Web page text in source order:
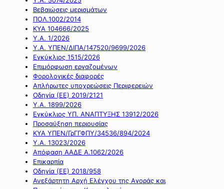
Βεβαιώσεις μερισμάτων
ΠΟΛ.1002/2014
ΚΥΑ 104666/2025
Υ.Α. 1/2026
Υ.Α. ΥΠΕΝ/ΔΙΠΑ/147520/9699/2026
Εγκύκλιος 1515/2026
Επιμόρφωση εργαζομένων
Φορολογικές διαφορές
Απλήρωτες υποχρεώσεις Περιφερειών
Οδηγία (ΕΕ) 2019/2121
Υ.Α. 1899/2026
Εγκύκλιος ΥΠ. ΑΝΑΠΤΥΞΗΣ 13912/2026
Προσαύξηση περιουσίας
ΚΥΑ ΥΠΕΝ/ΓρΓΓΦΠΥ/34536/894/2024
Υ.Α. 13023/2026
Απόφαση ΑΑΔΕ Α.1062/2026
Επικαρπία
Οδηγία (ΕΕ) 2018/958
Ανεξάρτητη Αρχή Ελέγχου της Αγοράς και